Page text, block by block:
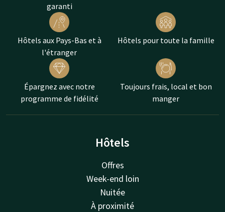
garanti
Hôtels aux Pays-Bas et à
l'étranger
Hôtels pour toute la famille
Épargnez avec notre
programme de fidélité
Toujours frais, local et bon
manger
Hôtels
Offres
Week-end loin
Nuitée
À proximité